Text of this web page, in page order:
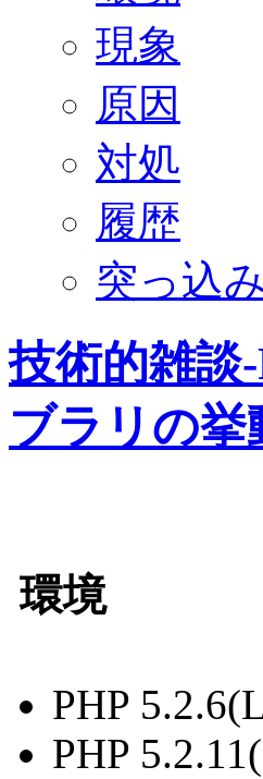
現象
原因
対処
履歴
突っ込み
技術的雑談
ブラリの挙
環境
PHP
PHP